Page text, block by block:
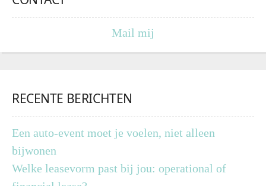
Mail mij
RECENTE BERICHTEN
Een auto-event moet je voelen, niet alleen
bijwonen
Welke leasevorm past bij jou: operational of